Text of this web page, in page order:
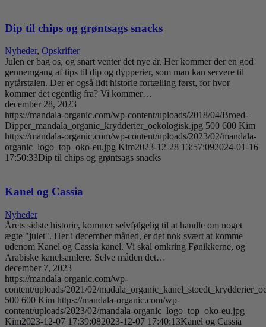
Dip til chips og grøntsags snacks
Nyheder, Opskrifter
Julen er bag os, og snart venter det nye år. Her kommer der en god
gennemgang af tips til dip og dypperier, som man kan servere til
nytårstalen. Der er også lidt historie fortælling først, for hvor
kommer det egentlig fra? Vi kommer…
december 28, 2023
https://mandala-organic.com/wp-content/uploads/2018/04/Broed-
Dipper_mandala_organic_krydderier_oekologisk.jpg 500 600 Kim
https://mandala-organic.com/wp-content/uploads/2023/02/mandala-
organic_logo_top_oko-eu.jpg Kim2023-12-28 13:57:092024-01-16
17:50:33Dip til chips og grøntsags snacks
Kanel og Cassia
Nyheder
Årets sidste historie, kommer selvfølgelig til at handle om noget
ægte "julet". Her i december måned, er det nok svært at komme
udenom Kanel og Cassia kanel. Vi skal omkring Fønikkerne, og
Arabiske kanelsamlere. Selve måden det…
december 7, 2023
https://mandala-organic.com/wp-
content/uploads/2021/02/
500 600 Kim https://mandala-organic.com/wp-
content/uploads/2023/02/mandala-organic_logo_top_oko-eu.jpg
Kim2023-12-07 17:39:082023-12-07 17:40:13Kanel og Cassia